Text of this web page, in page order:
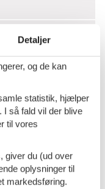
Detaljer
og de kan
statistik, hjælper
I så fald vil der blive
til vores
giver du (ud over
oplysninger til
markedsføring.